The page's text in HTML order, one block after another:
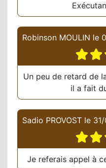
Robinson MOULIN le
Un peu de retard de
il a fait
Sadio PROVOST le
Je referais appel à